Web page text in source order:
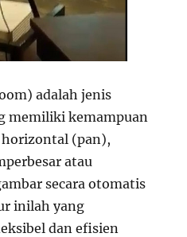
adalah jenis
memiliki kemampuan
horizontal (pan),
atau
secara otomatis
inilah yang
dan efisien